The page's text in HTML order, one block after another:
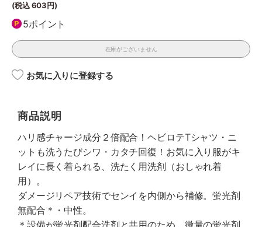
(税込603円)
5ポイント
在庫がございません
お気に入りに登録する
商品説明
ハリ感チャージ成分２倍配合！ヘビロテTシャツ・ニ
ットも洗うたびシワ・カタチ回復！お気に入り服がキ
レイに長く着られる、洗たく用洗剤（おしゃれ着
用）。
ダメージリペア技術でセンイを内側から補修。蛍光剤
無配合＊・中性。
＊設備が蛍光剤配合洗剤と共用のため、微量の蛍光剤